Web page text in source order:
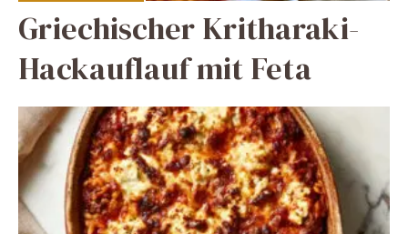
Griechischer Kritharaki-
Hackauflauf mit Feta